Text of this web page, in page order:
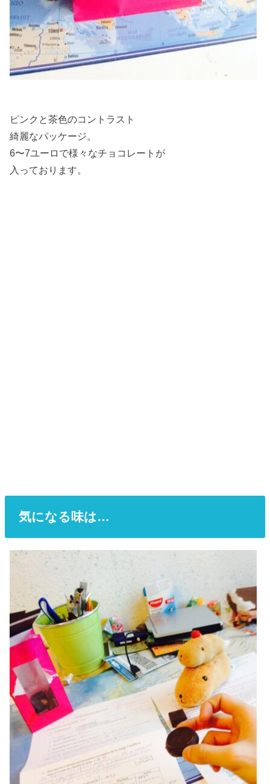
ピンクと茶色のコントラスト
綺麗なパッケージ。
6〜7ユーロで様々なチョコレートが
入っております。
気になる味は…